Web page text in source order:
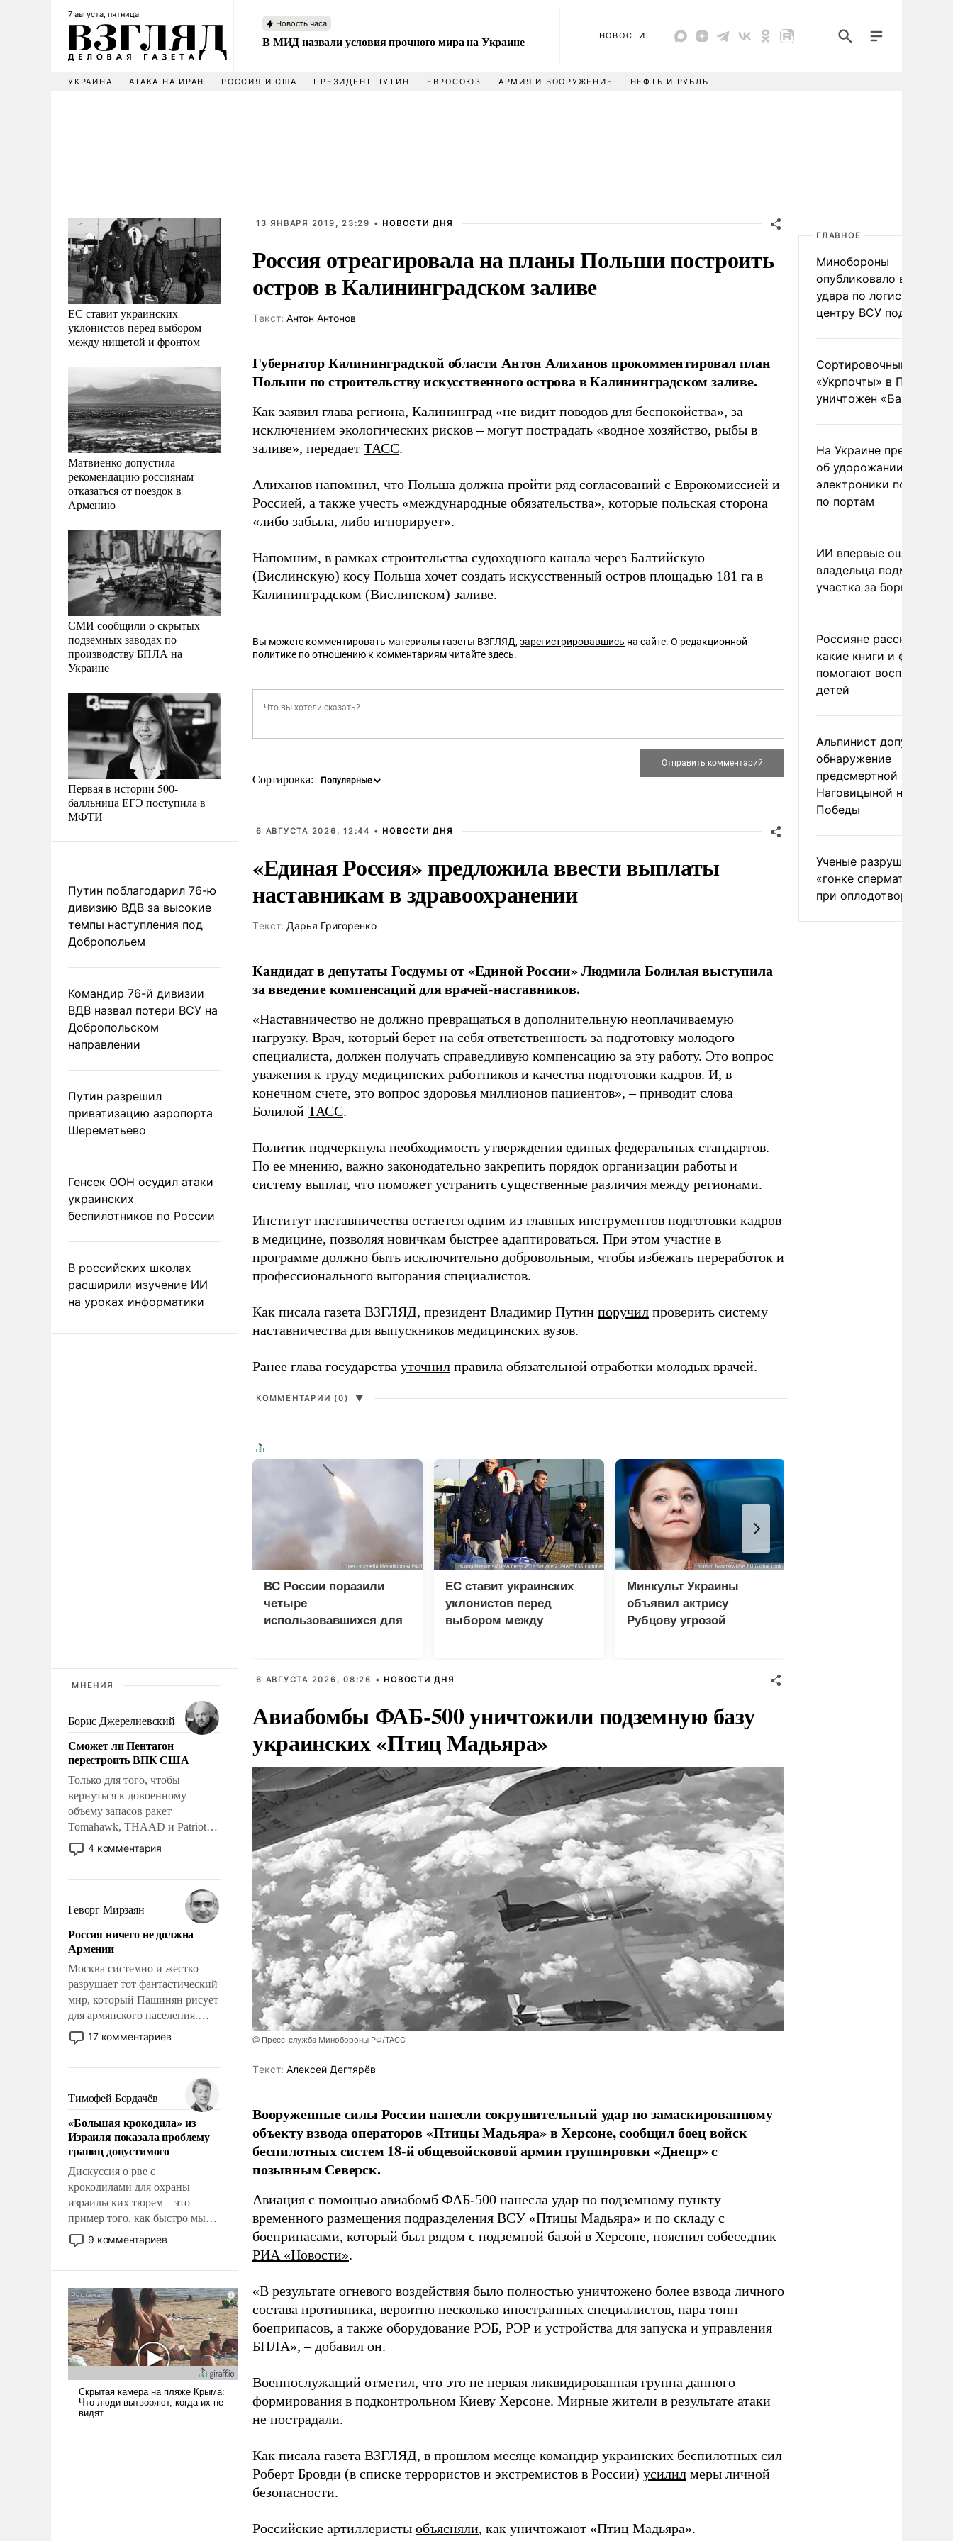
7 августа, пятница
Новость часа
В МИД назвали условия прочного мира на Украине НОВОСТИ
УКРАИНА АТАКА НА ИРАН РОССИЯ И США ПРЕЗИДЕНТ ПУТИН ЕВРОСОЮЗ АРМИЯ И ВООРУЖЕНИЕ НЕФТЬ И РУБЛЬ
ЕС ставит украинских
уклонистов перед выбором
между нищетой и фронтом
Матвиенко допустила
рекомендацию россиянам
отказаться от поездок в
Армению
СМИ сообщили о скрытых
подземных заводах по
производству БПЛА на
Украине
Первая в истории 500-
балльница ЕГЭ поступила в
МФТИ
Путин поблагодарил 76-ю
дивизию ВДВ за высокие
темпы наступления под
Добропольем
Командир 76-й дивизии
ВДВ назвал потери ВСУ на
Добропольском
направлении
Путин разрешил
приватизацию аэропорта
Шереметьево
Генсек ООН осудил атаки
украинских
беспилотников по России
В российских школах
расширили изучение ИИ
на уроках информатики
МНЕНИЯ
Борис Джерелиевский
Сможет ли Пентагон
перестроить ВПК США
Только для того, чтобы
вернуться к довоенному
объему запасов ракет
Tomahawk, THAAD и Patriot
США потребуется более трех
лет. Даже небольшая война с
Сложившаяся ситуация
означает многолетний период
уязвимости США, например,
перед Китаем.
4 комментария
Геворг Мирзаян
Россия ничего не должна
Армении
Москва системно и жестко
разрушает тот фантастический
мир, который Пашинян рисует
для армянского населения.
Мир, где политические
прожекты будут безусловно
налогоплательщиков и где
Еревану за свои поступки не
нужно отвечать.
17 комментариев
Тимофей Бордачёв
«Большая крокодила» из
Израиля показала проблему
границ допустимого
Дискуссия о рве с
крокодилами для охраны
израильских тюрем – это
пример того, как быстро мы
двигаемся по пути
революционных изменений.
псевдонаучной фантастики,
стало всерьез обсуждаемой
идеей.
9 комментариев
13 ЯНВАРЯ 2019, 23:29 • НОВОСТИ ДНЯ
Россия отреагировала на планы Польши построить
остров в Калининградском заливе
Tекст: Антон Антонов
Губернатор Калининградской области Антон Алиханов прокомментировал план
Польши по строительству искусственного острова в Калининградском заливе.
Как заявил глава региона, Калининград «не видит поводов для беспокойства», за
исключением экологических рисков – могут пострадать «водное хозяйство, рыбы в
заливе», передает ТАСС.
Алиханов напомнил, что Польша должна пройти ряд согласований с Еврокомиссией и
Россией, а также учесть «международные обязательства», которые польская сторона
«либо забыла, либо игнорирует».
Напомним, в рамках строительства судоходного канала через Балтийскую
(Вислинскую) косу Польша хочет создать искусственный остров площадью 181 га в
Калининградском (Вислинском) заливе.
Вы можете комментировать материалы газеты ВЗГЛЯД, зарегистрировавшись на сайте. О редакционной
политике по отношению к комментариям читайтездесь.
Сортировка:
6 АВГУСТА 2026, 12:44 • НОВОСТИ ДНЯ
«Единая Россия» предложила ввести выплаты
наставникам в здравоохранении
Tекст: Дарья Григоренко
Кандидат в депутаты Госдумы от «Единой России» Людмила Болилая выступила
за введение компенсаций для врачей-наставников.
«Наставничество не должно превращаться в дополнительную неоплачиваемую
нагрузку. Врач, который берет на себя ответственность за подготовку молодого
специалиста, должен получать справедливую компенсацию за эту работу. Это вопрос
уважения к труду медицинских работников и качества подготовки кадров. И, в
конечном счете, это вопрос здоровья миллионов пациентов», – приводит слова
Болилой ТАСС.
Политик подчеркнула необходимость утверждения единых федеральных стандартов.
По ее мнению, важно законодательно закрепить порядок организации работы и
систему выплат, что поможет устранить существенные различия между регионами.
Институт наставничества остается одним из главных инструментов подготовки кадров
в медицине, позволяя новичкам быстрее адаптироваться. При этом участие в
программе должно быть исключительно добровольным, чтобы избежать переработок и
профессионального выгорания специалистов.
Как писала газета ВЗГЛЯД, президент Владимир Путин поручил проверить систему
наставничества для выпускников медицинских вузов.
Ранее глава государства уточнил правила обязательной отработки молодых врачей.
КОММЕНТАРИИ (0) ▼
ВС России поразили
четыре
использовавшихся для
ЕС ставит украинских
уклонистов перед
выбором между
Минкульт Украины
объявил актрису
Рубцову угрозой
6 АВГУСТА 2026, 08:26 • НОВОСТИ ДНЯ
Авиабомбы ФАБ-500 уничтожили подземную базу
украинских «Птиц Мадьяра»
@ Пресс-служба Минобороны РФ/ТАСС
Tекст: Алексей Дегтярёв
Вооруженные силы России нанесли сокрушительный удар по замаскированному
объекту взвода операторов «Птицы Мадьяра» в Херсоне, сообщил боец войск
беспилотных систем 18-й общевойсковой армии группировки «Днепр» с
позывным Северск.
Авиация с помощью авиабомб ФАБ-500 нанесла удар по подземному пункту
временного размещения подразделения ВСУ «Птицы Мадьяра» и по складу с
боеприпасами, который был рядом с подземной базой в Херсоне, пояснил собеседник
РИА «Новости».
«В результате огневого воздействия было полностью уничтожено более взвода личного
состава противника, вероятно несколько иностранных специалистов, пара тонн
боеприпасов, а также оборудование РЭБ, РЭР и устройства для запуска и управления
БПЛА», – добавил он.
Военнослужащий отметил, что это не первая ликвидированная группа данного
формирования в подконтрольном Киеву Херсоне. Мирные жители в результате атаки
не пострадали.
Как писала газета ВЗГЛЯД, в прошлом месяце командир украинских беспилотных сил
Роберт Бровди (в списке террористов и экстремистов в России) усилил меры личной
безопасности.
Российские артиллеристы объясняли, как уничтожают «Птиц Мадьяра».
ГЛАВНОЕ
Минобороны
опубликовало видео
удара по
центру ВСУ под Киевом
Сортировочный пункт
«Укрпочты» в
уничтожен
На Украине
об удорожании
электроники после
по портам
ИИ впервые
владельца
участка за борщевик
Россияне рассказали,
какие книги и фильмы
помогают воспитывать
детей
Альпинист допустил
обнаружение
предсмертной записки
Наговицыной на пике
Победы
Ученые разрушили миф
«гонке
при оплодотворении